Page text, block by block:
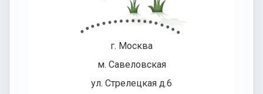
г. Москва
м. Савеловская
ул. Стрелецкая д.6